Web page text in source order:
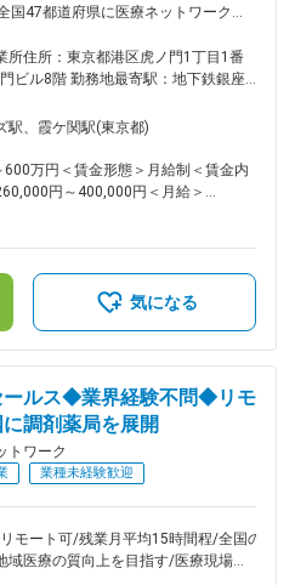
薬局事業を軸とした医療インフラ企業
、医療の安定供給と地域密着型サー
はスタンダード市場に上場。売上高・
ます。 変更の範囲：会社
国47都道府県に医療ネットワークを
DBやデータ分析の経験を、安定した
スキルを“社会に役立つ分野”で発揮し
ランスを重視しながら、専門性を高
、新しいスキームの検討と既存業務
数部署とコミュニケーションを取り
サポート（チームで動きます） ・価
内の依頼、問い合わせ各種対応業務
部と連携によるシステム連携 ■働
の平均年齢は40歳前後。落ち着いた
しやすく、育休後復帰率は97％と高
ど教育体制も整っており、安心して
ィカルシス
ンダード上場）は、主に医薬品ネット
業を手掛けており、全国に調剤薬局“
上展開しております。”良質な医療イ
ます。 変更の範囲：会社
所住所：東京都港区虎ノ門1丁目1番
ビル8階 勤務地最寄駅：地下鉄銀座
策：屋内全面禁煙変更の範囲：会社の
ワーク含む）
駅、霞ケ関駅(東京都)
600万円＜賃金形態＞月給制＜賃金内
円～400,000円＜月給＞
じて上下する可能性があります。月給
表記です。
気になる
ールス◆業界経験不問◆リモ
調剤薬局を展開
トワーク
業種未経験歓迎
ート可/残業月平均15時間程/全国の
域医療の質向上を目指す/医療現場を